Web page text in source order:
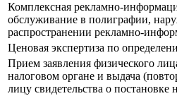
Комплексная рекламно-
обслуживание в полиграфии,
распространении рекламно-
Ценовая экспертиза по
Прием заявления физического
налоговом органе и выдача
лицу свидетельства о